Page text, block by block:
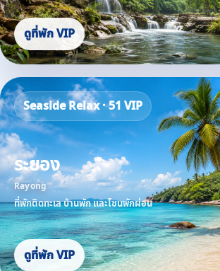
ดูที่พัก VIP
Seaside Relax · 51 VIP
ระยอง
Rayong
ที่พักติดทะเล บ้านพัก และโซนพักผ่อน
ดูที่พัก VIP